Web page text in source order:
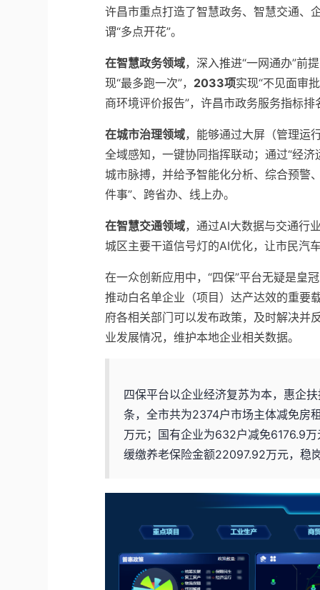
许昌市重点打造了智慧政务、智慧交通、
谓“多点开花”。
在智慧政务领域，深入推进“一网通办”前
现“最多跑一次”， 2033项实现“不见面审
商环境评价报告”，许昌市政务服务指标
在城市治理领域，能够通过大屏（管理运
全域感知，一键协同指挥联动；通过“经
城市脉搏，并给予智能化分析、综合预警
件事”、跨省办、线上办。
在智慧交通领域，通过AI大数据与交通行
城区主要干道信号灯的AI优化，让市民汽
在一众创新应用中，“四保”平台无疑是皇
推动白名单企业（项目）达产达效的重要
府各相关部门可以发布政策，及时解决并
业发展情况，维护本地企业相关数据。
四保平台以企业经济复苏为本，惠企
条，全市共为2374户市场主体减免房
万元；国有企业为632户减免6176.9
缓缴养老保险金额22097.92万元，